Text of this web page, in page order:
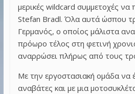
μερικές wildcard συμμετοχές να
Stefan Bradl. Όλα αυτά ώσπου
Γερμανός, ο οποίος μάλιστα
πρόωρο τέλος στη φετινή
αναρρώσει πλήρως από τους
Με την εργοστασιακή ομάδα να
αναβάτες και με μια